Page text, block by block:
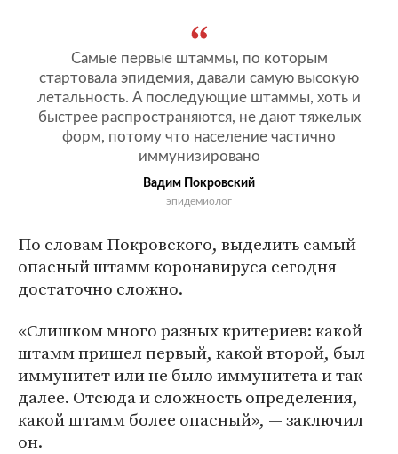
Самые первые штаммы, по которым
стартовала эпидемия, давали самую высокую
летальность. А последующие штаммы, хоть и
быстрее распространяются, не дают тяжелых
форм, потому что население частично
иммунизировано
Вадим Покровский
эпидемиолог
По словам Покровского, выделить самый
опасный штамм коронавируса сегодня
достаточно сложно.
«Слишком много разных критериев: какой
штамм пришел первый, какой второй, был
иммунитет или не было иммунитета и так
далее. Отсюда и сложность определения,
какой штамм более опасный», — заключил
он.